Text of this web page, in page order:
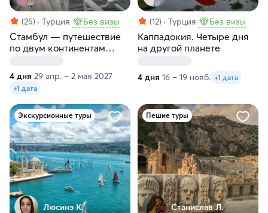
(25) Турция Без визы
Стамбул — путешествие
по двум континентам
4 дня 29 апр. – 2 мая 2027
+1 дата
(12) Турция Без визы
Каппадокия. Четыре дня
на другой планете
4 дня 16 – 19 нояб. +1 дата
Экскурсионные туры
Люсинэ К.
Пешие туры
Станислав Л.